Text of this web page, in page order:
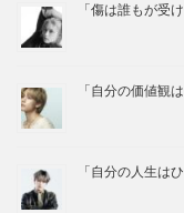
「傷は誰もが受
「自分の価値観
「自分の人生は